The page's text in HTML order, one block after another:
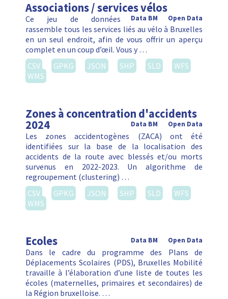
Associations / services vélos
Open Data
Data BM
Ce jeu de données
rassemble tous les services liés au vélo à Bruxelles
en un seul endroit, afin de vous offrir un aperçu
complet en un coup d’œil. Vous y …
CSV
GPKG JSON SHP SLD
WFS
WMS
Zones à concentration d'accidents
2024 Open Data
Data BM
Les zones accidentogènes (ZACA) ont été
identifiées sur la base de la localisation des
accidents de la route avec blessés et/ou morts
survenus en 2022-2023. Un algorithme de
regroupement (clustering) …
CSV
GPKG JSON SHP SLD
WFS
WMS
Ecoles Open Data
Data BM
Dans le cadre du programme des Plans de
Déplacements Scolaires (PDS), Bruxelles Mobilité
travaille à l’élaboration d’une liste de toutes les
écoles (maternelles, primaires et secondaires) de
la Région bruxelloise. …